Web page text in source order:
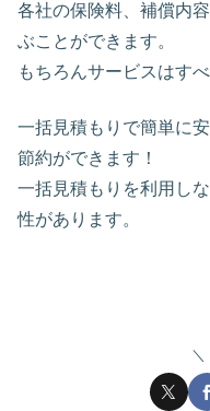
各社の保険料、補償内
ぶことができます。
もちろんサービスはすべ
一括見積もりで簡単に
節約ができます！
一括見積もりを利用し
性があります。